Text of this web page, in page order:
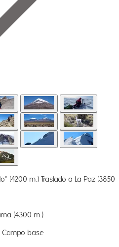
(4200 m.) Traslado a La Paz (3850
(4300 m.)
Campo base